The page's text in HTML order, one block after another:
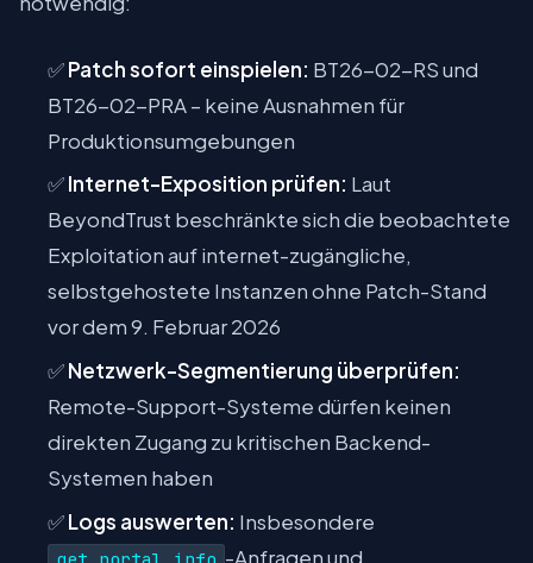
✅Patch sofort einspielen: BT26-02-RS und
BT26-02-PRA – keine Ausnahmen für
Produktionsumgebungen
✅Internet-Exposition prüfen: Laut
BeyondTrust beschränkte sich die beobachtete
Exploitation auf internet-zugängliche,
selbstgehostete Instanzen ohne Patch-Stand
vor dem 9. Februar 2026
✅Netzwerk-Segmentierung überprüfen:
Remote-Support-Systeme dürfen keinen
direkten Zugang zu kritischen Backend-
Systemen haben
✅Logs auswerten: Insbesondere
-Anfragen und